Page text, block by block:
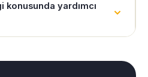
konusunda yardımcı